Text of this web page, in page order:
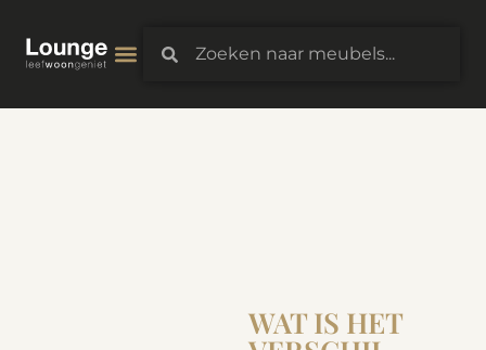
WAT IS HET